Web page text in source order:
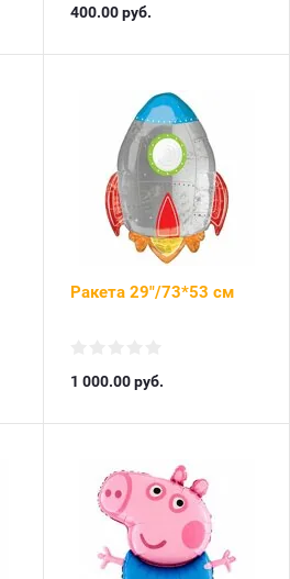
400.00руб.
Ракета 29"/73*53 см
1 000.00руб.